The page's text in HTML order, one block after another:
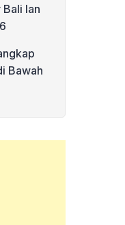
lan
Bawah